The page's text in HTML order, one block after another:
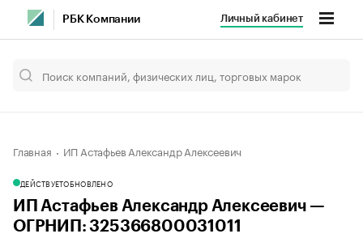
РБК Компании Личный кабинет
Главная ИП Астафьев Александр Алексеевич
ДЕЙСТВУЕТОБНОВЛЕНО
ИП Астафьев Александр Алексеевич —
ОГРНИП: 325366800031011